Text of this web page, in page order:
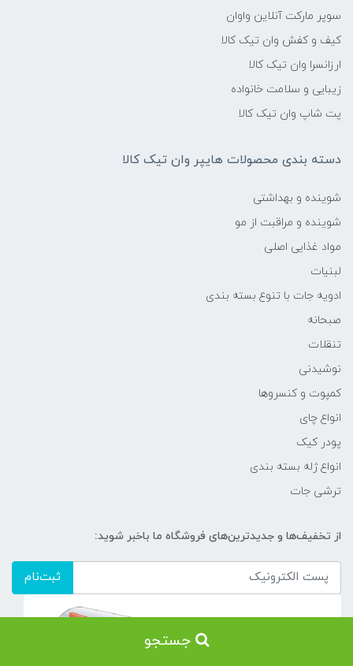
سوپر مارکت آنلاین واوان
کیف و کفش وان تیک کالا
ارزانسرا وان تیک کالا
زیبایی و سلامت خانواده
پت شاپ وان تیک کالا
دسته بندی محصولات هایپر وان تیک کالا
شوینده و بهداشتی
شوینده و مراقبت از مو
مواد غذایی اصلی
لبنیات
ادویه جات با تنوع بسته بندی
صبحانه
تنقلات
نوشیدنی
کمپوت و کنسروها
انواع چای
پودر کیک
انواع ژله بسته بندی
ترشی جات
از تخفیف‌ها و جدیدترین‌های فروشگاه ما باخبر شوید:
ثبت‌نام